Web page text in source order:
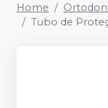
Home
Tubo de